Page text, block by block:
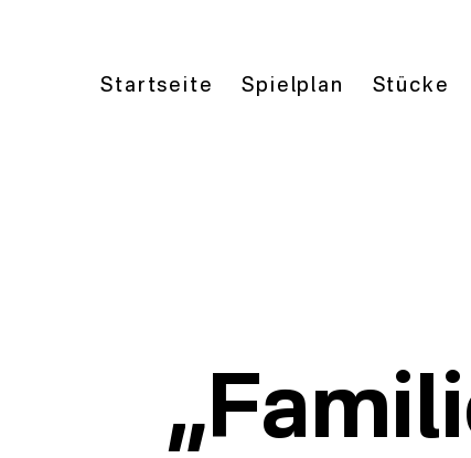
Startseite Spielplan Stücke